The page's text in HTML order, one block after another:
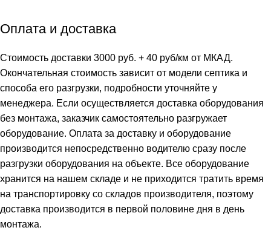
Оплата и доставка
Стоимость доставки 3000 руб. + 40 руб/км от МКАД.
Окончательная стоимость зависит от модели септика и
способа его разгрузки, подробности уточняйте у
менеджера. Если осуществляется доставка оборудования
без монтажа, заказчик самостоятельно разгружает
оборудование. Оплата за доставку и оборудование
производится непосредственно водителю сразу после
разгрузки оборудования на объекте. Все оборудование
хранится на нашем складе и не приходится тратить время
на транспортировку со складов производителя, поэтому
доставка производится в первой половине дня в день
монтажа.